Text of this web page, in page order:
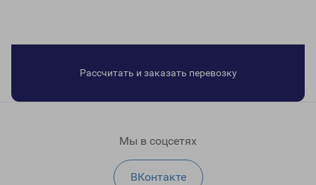
Рассчитать и заказать перевозку
Мы в соцсетях
ВКонтакте